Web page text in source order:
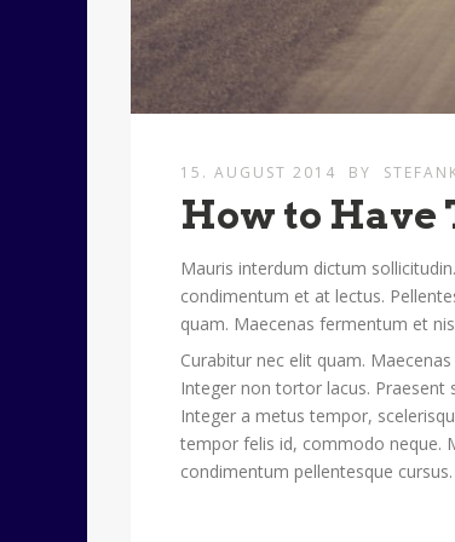
15. AUGUST 2014 BY
How to Have
Mauris interdum dictum
condimentum et at lectus.
quam. Maecenas fermentum et
Curabitur nec elit quam.
Integer non tortor lacus. Praesent
Integer a metus tempor,
tempor felis id, commodo neque.
condimentum pellentesque cursus.